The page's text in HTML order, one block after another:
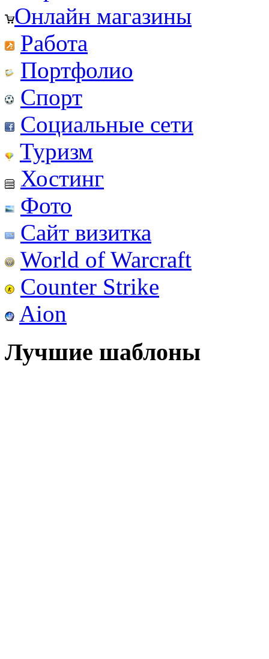
Онлайн магазины
Работа
Портфолио
Спорт
Социальные сети
Туризм
Хостинг
Фото
Сайт визитка
World of Warcraft
Counter Strike
Aion
Лучшие шаблоны